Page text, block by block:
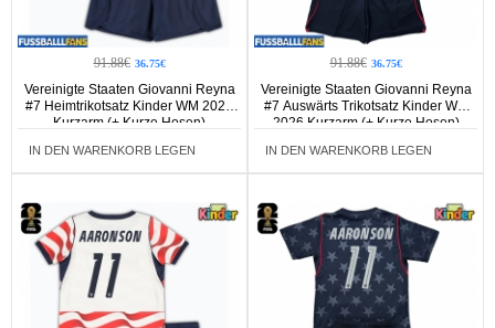
91.88€ 36.75€
Vereinigte Staaten Giovanni Reyna
#7 Heimtrikotsatz Kinder WM 2026
Kurzarm (+ Kurze Hosen)
IN DEN WARENKORB LEGEN
91.88€ 36.75€
Vereinigte Staaten Giovanni Reyna
#7 Auswärts Trikotsatz Kinder WM
2026 Kurzarm (+ Kurze Hosen)
IN DEN WARENKORB LEGEN